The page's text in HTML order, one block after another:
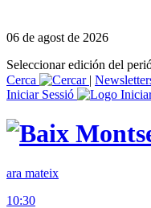
06 de agost de 2026
Seleccionar edición del
Cerca
|
Iniciar Sessió
ara mateix
10:30